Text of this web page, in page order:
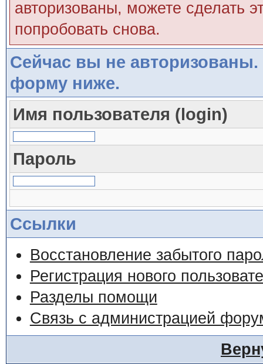
авторизованы, можете сделать
попробовать снова.
Сейчас вы не авторизованы.
форму ниже.
Имя пользователя (login)
Пароль
Ссылки
Восстановление забытого
Регистрация нового
Разделы помощи
Связь с администрацией